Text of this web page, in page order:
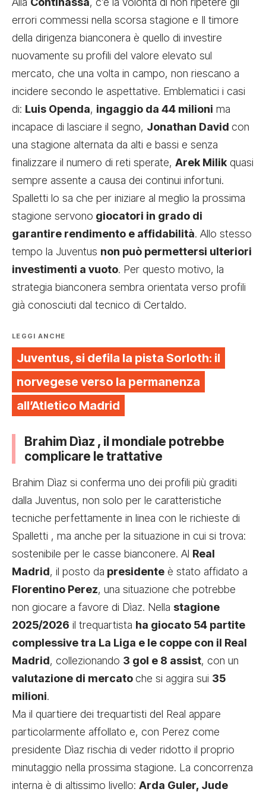
errori commessi nella scorsa stagione e Il timore
della dirigenza bianconera è quello di investire
nuovamente su profili del valore elevato sul
mercato, che una volta in campo, non riescano a
incidere secondo le aspettative. Emblematici i casi
di: Luis Openda, ingaggio da 44 milioni ma
incapace di lasciare il segno, Jonathan David con
una stagione alternata da alti e bassi e senza
finalizzare il numero di reti sperate, Arek Milik quasi
sempre assente a causa dei continui infortuni.
Spalletti lo sa che per iniziare al meglio la prossima
stagione servono giocatori in grado di
garantire rendimento e affidabilità. Allo stesso
tempo la Juventus non può permettersi ulteriori
investimenti a vuoto. Per questo motivo, la
strategia bianconera sembra orientata verso profili
già conosciuti dal tecnico di Certaldo.
LEGGI ANCHE
Juventus, si defila la pista Sorloth: il
norvegese verso la permanenza
all’Atletico Madrid
Brahim Dìaz , il mondiale potrebbe
complicare le trattative
Brahim Dìaz si conferma uno dei profili più graditi
dalla Juventus, non solo per le caratteristiche
tecniche perfettamente in linea con le richieste di
Spalletti , ma anche per la situazione in cui si trova:
sostenibile per le casse bianconere. Al Real
Madrid, il posto da presidente è stato affidato a
Florentino Perez, una situazione che potrebbe
non giocare a favore di Dìaz. Nella stagione
2025/2026 il trequartista ha giocato 54 partite
complessive tra La Liga e le coppe con il Real
Madrid, collezionando 3 gol e 8 assist, con un
valutazione di mercatoche si aggira sui 35
milioni.
Ma il quartiere dei trequartisti del Real appare
particolarmente affollato e, con Perez come
presidente Dìaz rischia di veder ridotto il proprio
minutaggio nella prossima stagione. La concorrenza
interna è di altissimo livello: Arda Guler, Jude